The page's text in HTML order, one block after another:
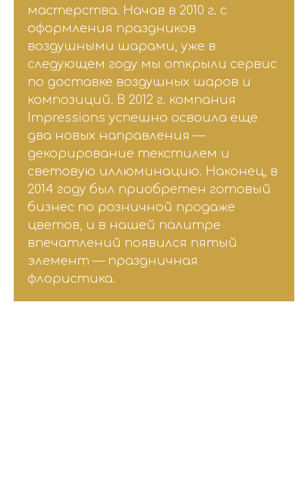
мастерства. Начав в 2010 г. с
оформления праздников
воздушными шарами, уже в
следующем году мы открыли сервис
по доставке воздушных шаров и
композиций. В 2012 г. компания
Impressions успешно освоила еще
два новых направления —
декорирование текстилем и
световую иллюминацию. Наконец, в
2014 году был приобретен готовый
бизнес по розничной продаже
цветов, и в нашей палитре
впечатлений появился пятый
элемент — праздничная
флористика.